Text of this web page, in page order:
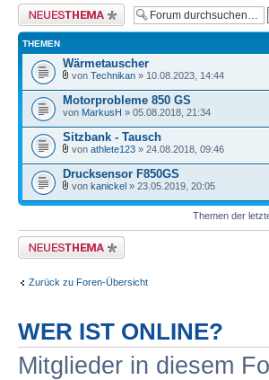
Neues Thema erstellen
THEMEN
Wärmetauscher
von Technikan » 10.08.2023, 14:44
Motorprobleme 850 GS
von MarkusH » 05.08.2018, 21:34
Sitzbank - Tausch
von athlete123 » 24.08.2018, 09:46
Drucksensor F850GS
von kanickel » 23.05.2019, 20:05
Themen der
Neues Thema erstellen
Zurück zu Foren-Übersicht
WER IST ONLINE?
Mitglieder in diesem